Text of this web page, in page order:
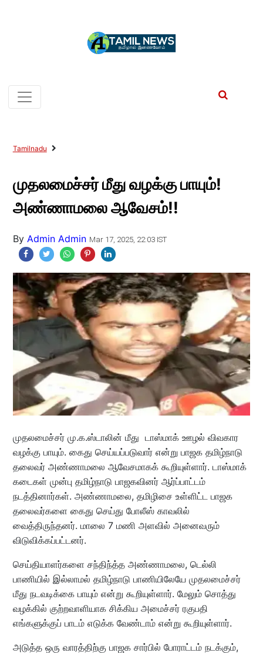
Tamilnadu
முதலமைச்சர் மீது வழக்கு பாயும்!
அண்ணாமலை ஆவேசம்!!
By Admin Admin Mar 17, 2025, 22:03 IST
முதலமைச்சர் மு.க.ஸ்டாலின் மீது டாஸ்மாக் ஊழல் விவகார
வழக்கு பாயும். கைது செய்யப்படுவார் என்று பாஜக தமிழ்நாடு
தலைவர் அண்ணாமலை ஆவேசமாகக் கூறியுள்ளார். டாஸ்மாக்
கடைகள் முன்பு தமிழ்நாடு பாஜகவினர் ஆர்ப்பாட்டம்
நடத்தினார்கள். அண்ணாமலை, தமிழிசை உள்ளிட்ட பாஜக
தலைவர்களை கைது செய்து போலீஸ் காவலில்
வைத்திருந்தனர். மாலை 7 மணி அளவில் அனைவரும்
விடுவிக்கப்பட்டனர்.
செய்தியாளர்களை சந்திந்த்த அண்ணாமலை, டெல்லி
பாணியில் இல்லாமல் தமிழ்நாடு பாணியிலேயே முதலமைச்சர்
மீது நடவடிக்கை பாயும் என்று கூறியுள்ளார். மேலும் சொத்து
வழக்கில் குற்றவாளியாக சிக்கிய அமைச்சர் ரகுபதி
எங்களுக்குப் பாடம் எடுக்க வேண்டாம் என்று கூறியுள்ளார்.
அடுத்த ஒரு வாரத்திற்கு பாஜக சார்பில் போராட்டம் நடக்கும்,